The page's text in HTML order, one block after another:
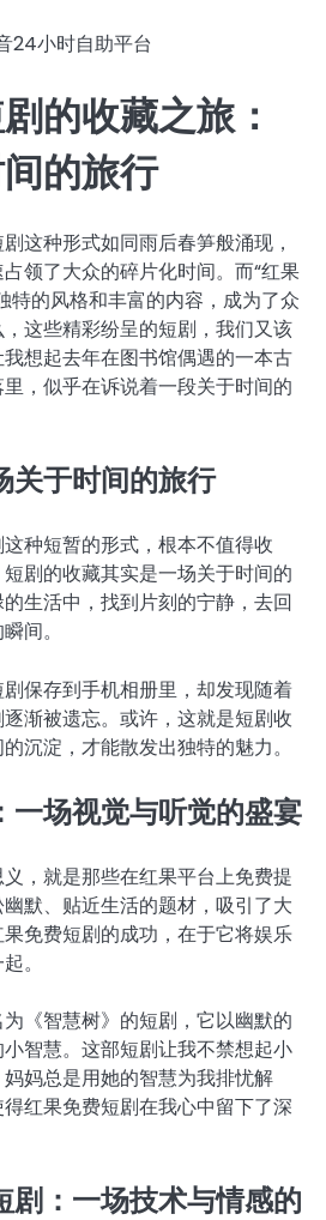
24小时自助平台
的收藏之旅：
的旅行
这种形式如同雨后春笋般涌现，
领了大众的碎片化时间。而“红果
特的风格和丰富的内容，成为了众
这些精彩纷呈的短剧，我们又该
想起去年在图书馆偶遇的一本古
，似乎在诉说着一段关于时间的
关于时间的旅行
种短暂的形式，根本不值得收
剧的收藏其实是一场关于时间的
生活中，找到片刻的宁静，去回
间。
保存到手机相册里，却发现随着
渐被遗忘。或许，这就是短剧收
沉淀，才能散发出独特的魅力。
一场视觉与听觉的盛宴
，就是那些在红果平台上免费提
默、贴近生活的题材，吸引了大
免费短剧的成功，在于它将娱乐
。
《智慧树》的短剧，它以幽默的
智慧。这部短剧让我不禁想起小
妈总是用她的智慧为我排忧解
红果免费短剧在我心中留下了深
剧：一场技术与情感的